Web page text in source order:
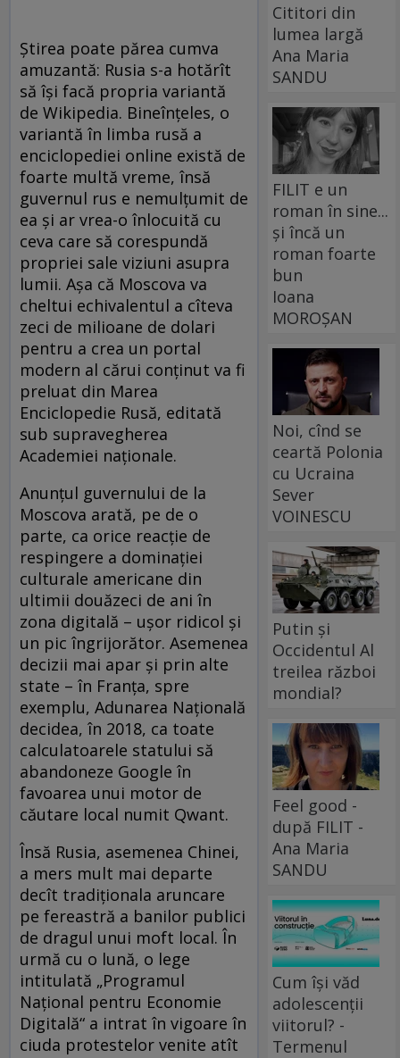
Știrea poate părea cumva
amuzantă: Rusia s-a hotărît
să își facă propria variantă
de Wikipedia. Bineînțeles, o
variantă în limba rusă a
enciclopediei online există de
foarte multă vreme, însă
guvernul rus e nemulțumit de
ea și ar vrea-o înlocuită cu
ceva care să corespundă
propriei sale viziuni asupra
lumii. Așa că Moscova va
cheltui echivalentul a cîteva
zeci de milioane de dolari
pentru a crea un portal
modern al cărui conținut va fi
preluat din Marea
Enciclopedie Rusă, editată
sub supravegherea
Academiei naționale.
Anunțul guvernului de la
Moscova arată, pe de o
parte, ca orice reacție de
respingere a dominației
culturale americane din
ultimii douăzeci de ani în
zona digitală – ușor ridicol și
un pic îngrijorător. Asemenea
decizii mai apar și prin alte
state – în Franța, spre
exemplu, Adunarea Națională
decidea, în 2018, ca toate
calculatoarele statului să
abandoneze Google în
favoarea unui motor de
căutare local numit Qwant.
Însă Rusia, asemenea Chinei,
a mers mult mai departe
decît tradiționala aruncare
pe fereastră a banilor publici
de dragul unui moft local. În
urmă cu o lună, o lege
intitulată „Programul
Național pentru Economie
Digitală“ a intrat în vigoare în
ciuda protestelor venite atît
Cititori din
lumea largă
Ana Maria
SANDU
FILIT e un
roman în sine...
și încă un
roman foarte
bun
Ioana
MOROȘAN
Noi, cînd se
ceartă Polonia
cu Ucraina
Sever
VOINESCU
Putin și
Occidentul Al
treilea război
mondial?
Feel good -
după FILIT -
Ana Maria
SANDU
Cum își văd
adolescenții
viitorul? -
Termenul